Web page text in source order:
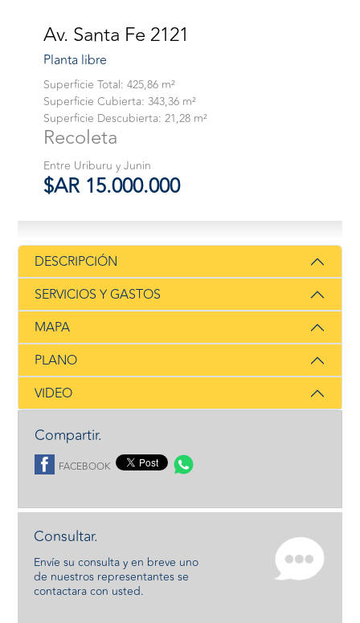
Av. Santa Fe 2121
Planta libre
Superficie Total: 425,86 m²
Superficie Cubierta: 343,36 m²
Superficie Descubierta: 21,28 m²
Recoleta
Entre Uriburu y Junin
$AR 15.000.000
DESCRIPCIÓN
SERVICIOS Y GASTOS
MAPA
PLANO
VIDEO
Compartir.
FACEBOOK
Consultar.
Envíe su consulta y en breve uno
de nuestros representantes se
contactara con usted.